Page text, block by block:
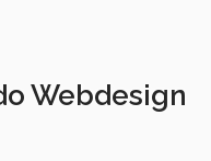
Webdesign